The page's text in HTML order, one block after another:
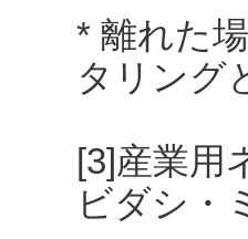
* 離れた
タリング
[3]産業用
ビダシ・